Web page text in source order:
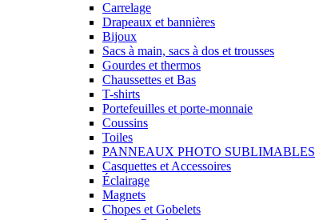
Carrelage
Drapeaux et bannières
Bijoux
Sacs à main, sacs à dos et trousses
Gourdes et thermos
Chaussettes et Bas
T-shirts
Portefeuilles et porte-monnaie
Coussins
Toiles
PANNEAUX PHOTO SUBLIMABLES
Casquettes et Accessoires
Éclairage
Magnets
Chopes et Gobelets